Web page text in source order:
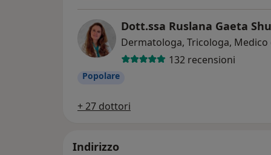
Dott.ssa Ruslana Gaeta
Dermatologa, Tricologa, Medico
132 recensioni
Popolare
+ 27 dottori
Indirizzo